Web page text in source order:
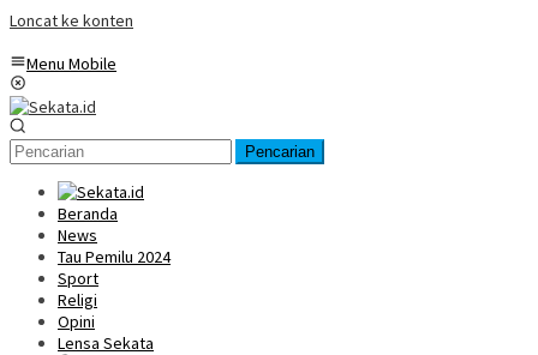
Loncat ke konten
Menu Mobile
Pencarian
Beranda
News
Tau Pemilu 2024
Sport
Religi
Opini
Lensa Sekata